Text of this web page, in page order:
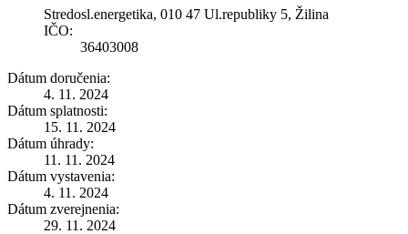
Stredosl.energetika, 010 47 Ul.republiky 5, Žilina
IČO:
36403008
Dátum doručenia:
4. 11. 2024
Dátum splatnosti:
15. 11. 2024
Dátum úhrady:
11. 11. 2024
Dátum vystavenia:
4. 11. 2024
Dátum zverejnenia:
29. 11. 2024